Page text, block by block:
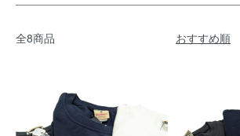
全8商品 おすすめ順